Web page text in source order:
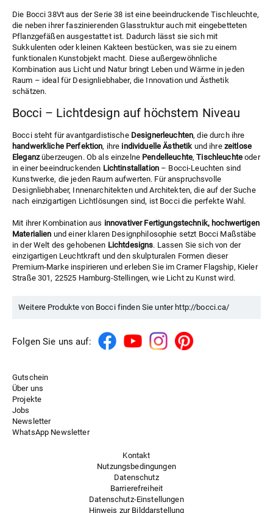
Die Bocci 38Vt aus derSerie 38 ist eine beeindruckende Tischleuchte,
die neben ihrer faszinierenden Glasstruktur auch mit eingebetteten
Pflanzgefäßen ausgestattet ist. Dadurch lässt sie sich mit
Sukkulenten oder kleinen Kakteen bestücken, was sie zu einem
funktionalen Kunstobjekt macht. Diese außergewöhnliche
Kombination aus Licht und Natur bringt Leben und Wärme in jeden
Raum – ideal für Designliebhaber, die Innovation und Ästhetik
schätzen.
Bocci – Lichtdesign auf höchstem Niveau
Bocci steht für avantgardistische Designerleuchten, die durch ihre
handwerkliche Perfektion, ihre individuelle Ästhetik und ihre zeitlose
Eleganzüberzeugen. Ob als einzelne Pendelleuchte,Tischleuchte oder
in einer beeindruckenden Lichtinstallation – Bocci-Leuchten sind
Kunstwerke, die jeden Raum aufwerten. Für anspruchsvolle
Designliebhaber, Innenarchitekten und Architekten, die auf der Suche
nach einzigartigen Lichtlösungen sind, ist Bocci die perfekte Wahl.
Mit ihrer Kombination aus innovativer Fertigungstechnik, hochwertigen
Materialien und einer klaren Designphilosophie setzt Bocci Maßstäbe
in der Welt des gehobenen Lichtdesigns. Lassen Sie sich von der
einzigartigen Leuchtkraft und den skulpturalen Formen dieser
Premium-Marke inspirieren und erleben Sie imCramer Flagship, Kieler
Straße 301, 22525 Hamburg-Stellingen, wie Licht zu Kunst wird.
Weitere Produkte von Bocci finden Sie unter http://bocci.ca/
Folgen Sie uns auf:
Gutschein
Über uns
Projekte
Jobs
Newsletter
WhatsApp Newsletter
Kontakt
Nutzungsbedingungen
Datenschutz
Barrierefreiheit
Datenschutz-Einstellungen
Hinweis zur Bilddarstellung